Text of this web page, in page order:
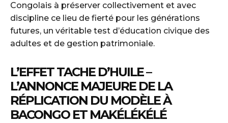
Congolais à préserver collectivement et avec
discipline ce lieu de fierté pour les générations
futures, un véritable test d’éducation civique des
adultes et de gestion patrimoniale.
L’EFFET TACHE D’HUILE –
L’ANNONCE MAJEURE DE LA
RÉPLICATION DU MODÈLE À
BACONGO ET MAKÉLÉKÉLÉ